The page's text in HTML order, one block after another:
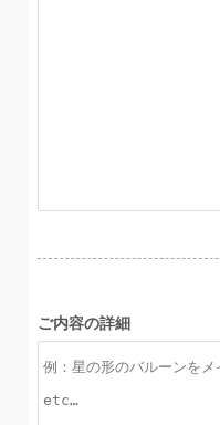
ご内容の詳細